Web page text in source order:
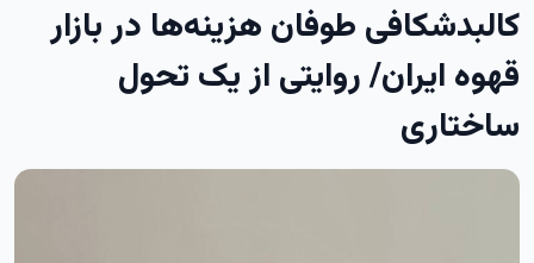
کالبدشکافی طوفان هزینه‌ها در بازار
قهوه ایران/ روایتی از یک تحول
ساختاری